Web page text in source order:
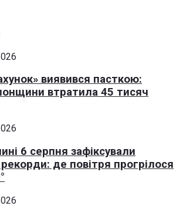
виявився пасткою:
втратила 45 тисяч
6 серпня зафіксували
де повітря прогрілося